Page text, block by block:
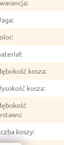
:
:
:
:
kosza:
kosza:
:
koszy: